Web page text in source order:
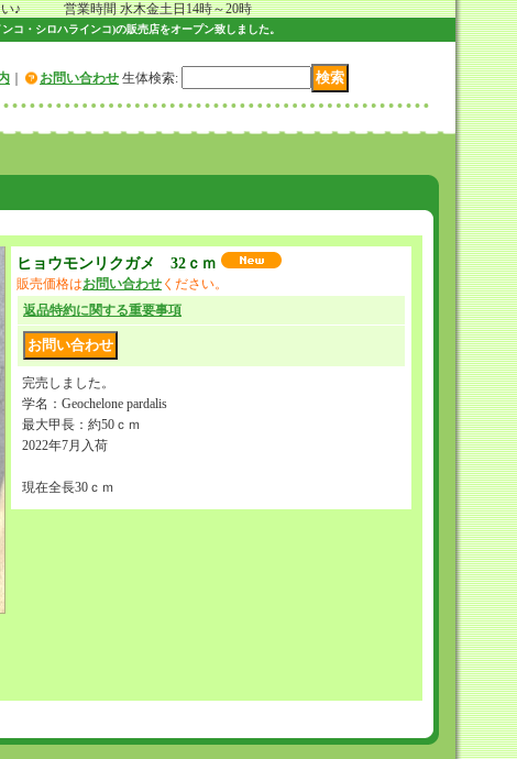
♪ 営業時間 水木金土日14時～20時
コ・シロハラインコ)の販売店をオープン致しました。
お問い合わせ 生体検索:
ヒョウモンリクガメ 32ｃｍ
販売価格はお問い合わせ ください。
返品特約に関する重要事項
完売しました。
学名：Geochelone pardalis
最大甲長：約50ｃｍ
2022年7月入荷
現在全長30ｃｍ